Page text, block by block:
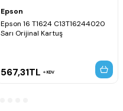
Epson
Epson 16 T1624 C13T16244020
Sarı Orijinal Kartuş
567,31TL KDV